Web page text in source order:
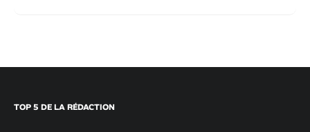
TOP 5 DE LA RÉDACTION